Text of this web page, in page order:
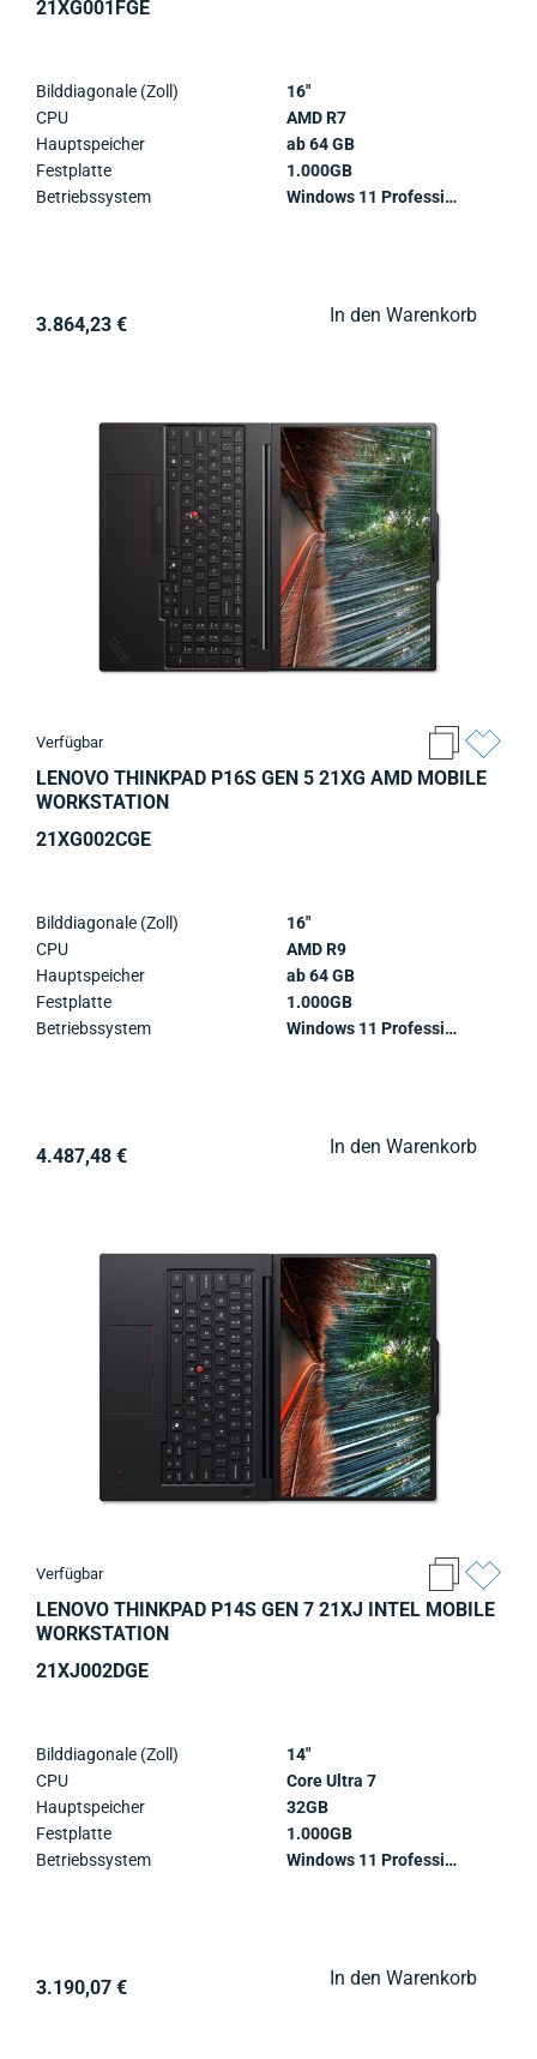
21XG001FGE
Bilddiagonale (Zoll)
CPU
Hauptspeicher
Festplatte
Betriebssystem
16"
AMD R7
ab 64 GB
1.000GB
Windows 11 Professional
3.864,23 € In den Warenkorb
Verfügbar
LENOVO THINKPAD P16S GEN 5 21XG AMD MOBILE
WORKSTATION
21XG002CGE
Bilddiagonale (Zoll)
CPU
Hauptspeicher
Festplatte
Betriebssystem
16"
AMD R9
ab 64 GB
1.000GB
Windows 11 Professional
4.487,48 € In den Warenkorb
Verfügbar
LENOVO THINKPAD P14S GEN 7 21XJ INTEL MOBILE
WORKSTATION
21XJ002DGE
Bilddiagonale (Zoll)
CPU
Hauptspeicher
Festplatte
Betriebssystem
14"
Core Ultra 7
32GB
1.000GB
Windows 11 Professional
3.190,07 € In den Warenkorb